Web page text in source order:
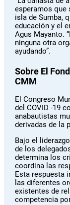
esperamos que
isla de Sumba,
educación y el
Agus Mayanto.
ninguna otra
ayudando”.
Sobre El
CMM
El Congreso
del COVID -19
anabautistas
derivadas de la
Bajo el
de los
determina los
coordina las
Esta respuesta
las diferentes
existentes de
competencia